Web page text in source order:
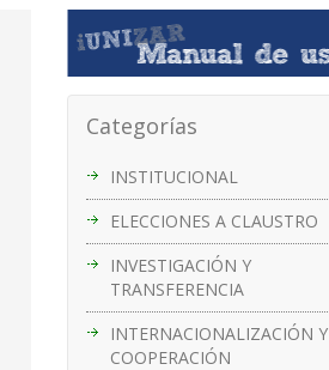
Categorías
INSTITUCIONAL
ELECCIONES A CLAUSTRO
INVESTIGACIÓN Y
TRANSFERENCIA
INTERNACIONALIZACIÓN Y
COOPERACIÓN